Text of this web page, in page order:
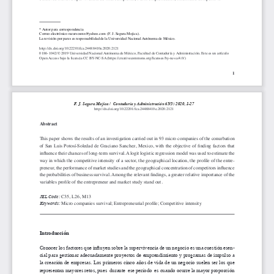
1
* Autor para correspondencia
Correo electrónico recursosmx@yahoo.com  (F. J. Segura Mojica).
La revisión por pares es responsabilidad de la Universidad Nacional Autónoma de México.
http://dx.doi.org/10.22201/fca.24488410e.2020.2121
0186- 1042/© 2019 Universidad Nacional Autónoma de México, Facultad de Contaduría y Administración. Este es un artículo
Open Access bajo la licencia CC BY-NC-SA (https://creativecommons.org/licenses/by-nc-sa/4.0/)
F. J. Segura Mojica /  Contaduría y Administración 65(3) 2020, 1-27
http://dx.doi.org/10.22201/fca.24488410e.2020.2121
Abstract
This paper shows the results of an investigation carried out in 93 micro companies of the conurbation
of San Luis Potosí-Soledad de Graciano Sanchez, Mexico, with the objective of finding factors that
influence their chances of long-term survival. A logit logistic regression model was used to estimate the
way in which the competitive intensity of a sector, the geographical location, the profile of the entre-
preneur, the performance of market studies and the geographical concentration of competitors influence
the probabilities of business survival. Among the relevant findings, a greater relative importance of the
variables profile of the entrepreneur and market study stand out.
JEL Code: C35, L26, M13
Keywords: Micro companies survival; Entrepreneurial profile; Competitive intensity
Introducción
Conocer los factores que influyen sobre la supervivencia de un negocio es una cuestión esen-
cial para gestionar adecuadamente proyectos de emprendimiento y programas de impulso a
la creación de empresas. Los primeros cinco años de vida de un negocio suelen ser los que
representan mayores retos, pues  durante  ese período  es cuando ocurre la mayor proporción